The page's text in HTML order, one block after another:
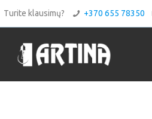
Turite klausimų? +370 655 78350